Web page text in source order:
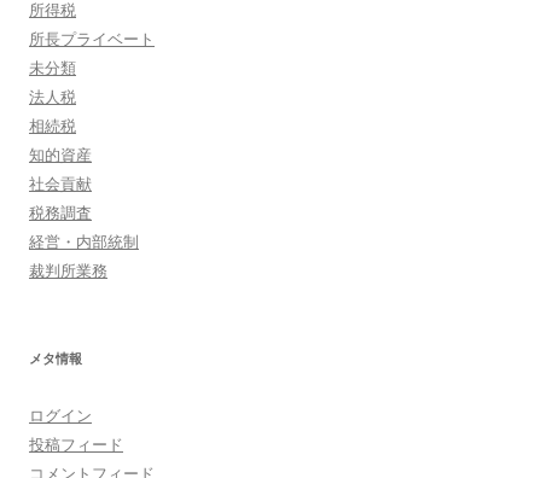
所得税
所長プライベート
未分類
法人税
相続税
知的資産
社会貢献
税務調査
経営・内部統制
裁判所業務
メタ情報
ログイン
投稿フィード
コメントフィード